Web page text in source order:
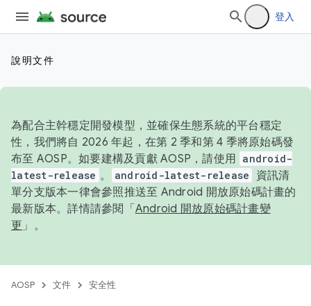
登入
說明文件
為配合主幹穩定開發模型，並確保生態系統的平台穩定
性，我們將自 2026 年起，在第 2 季和第 4 季將原始碼發
布至 AOSP。如要建構及貢獻 AOSP，請使用 android-
latest-release 。 android-latest-release
資訊清
單分支版本一律會參照推送至 Android 開放原始碼計畫的
最新版本。詳情請參閱「 Android 開放原始碼計畫變
更 」。
AOSP 文件 安全性